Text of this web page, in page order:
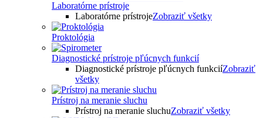
Laboratórne prístroje
Laboratórne prístrojeZobraziť všetky
Proktológia
Diagnostické prístroje pľúcnych funkcií
Diagnostické prístroje pľúcnych funkciíZobraziť
všetky
Prístroj na meranie sluchu
Prístroj na meranie sluchuZobraziť všetky